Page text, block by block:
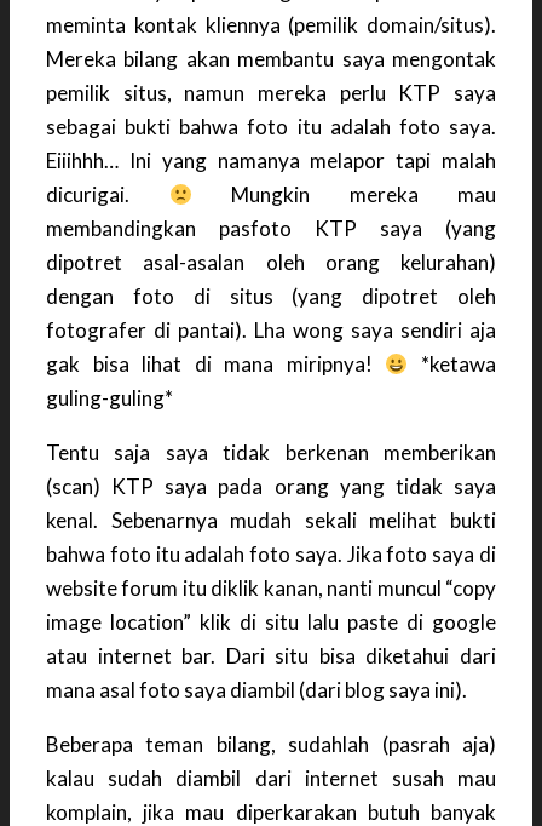
meminta kontak kliennya (pemilik domain/situs).
Mereka bilang akan membantu saya mengontak
pemilik situs, namun mereka perlu KTP saya
sebagai bukti bahwa foto itu adalah foto saya.
Eiiihhh… Ini yang namanya melapor tapi malah
dicurigai.
Mungkin mereka mau
membandingkan pasfoto KTP saya (yang
dipotret asal-asalan oleh orang kelurahan)
dengan foto di situs (yang dipotret oleh
fotografer di pantai). Lha wong saya sendiri aja
gak bisa lihat di mana miripnya!
*ketawa
guling-guling*
Tentu saja saya tidak berkenan memberikan
(scan) KTP saya pada orang yang tidak saya
kenal. Sebenarnya mudah sekali melihat bukti
bahwa foto itu adalah foto saya. Jika foto saya di
website forum itu diklik kanan, nanti muncul “copy
image location” klik di situ lalu paste di google
atau internet bar. Dari situ bisa diketahui dari
mana asal foto saya diambil (dari blog saya ini).
Beberapa teman bilang, sudahlah (pasrah aja)
kalau sudah diambil dari internet susah mau
komplain, jika mau diperkarakan butuh banyak